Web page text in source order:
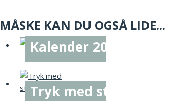
MÅSKE KAN DU OGSÅ LIDE...
Kalender 2022
Tryk med